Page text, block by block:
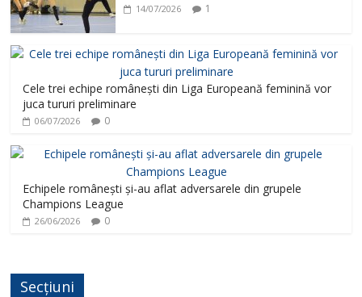
14/07/2026 1
Cele trei echipe românești din Liga Europeană feminină vor
juca tururi preliminare
06/07/2026 0
Echipele românești și-au aflat adversarele din grupele
Champions League
26/06/2026 0
Secțiuni